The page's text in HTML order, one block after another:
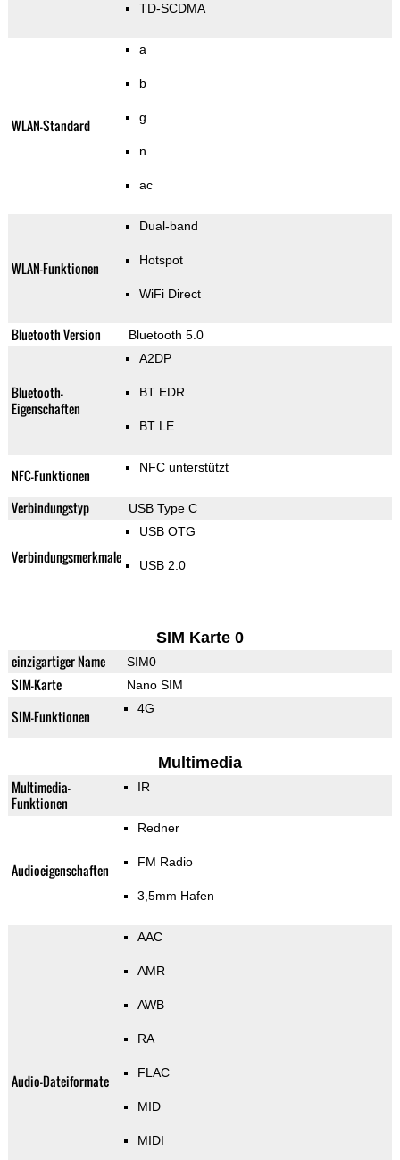
TD-SCDMA
WLAN-Standard
a
b
g
n
ac
WLAN-Funktionen
Dual-band
Hotspot
WiFi Direct
Bluetooth Version Bluetooth 5.0
Bluetooth-
Eigenschaften
A2DP
BT EDR
BT LE
NFC-Funktionen NFC unterstützt
Verbindungstyp USB Type C
Verbindungsmerkmale
USB OTG
USB 2.0
SIM Karte 0
einzigartiger Name SIM0
SIM-Karte Nano SIM
SIM-Funktionen 4G
Multimedia
Multimedia-
Funktionen
IR
Audioeigenschaften
Redner
FM Radio
3,5mm Hafen
Audio-Dateiformate
AAC
AMR
AWB
RA
FLAC
MID
MIDI